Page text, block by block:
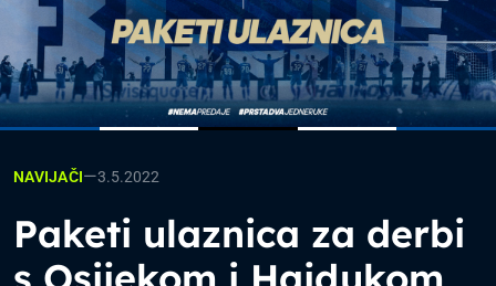
NAVIJAČI—3.5.2022
Paketi ulaznica za derbi